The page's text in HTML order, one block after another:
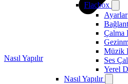
Flacbox
Ayarlar
Çalma
Müzik
Ses
Yerel
Nasıl Yapılır
Nasıl Yapılır